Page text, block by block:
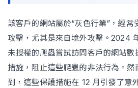
該客戶的網站屬於“灰色行業”，經常
攻擊，尤其是來自境外攻擊。2024
未授權的爬蟲嘗試訪問客戶的網站
措施，阻止這些爬蟲的非法行為。然
到，這些保護措施在 12 月引發了意